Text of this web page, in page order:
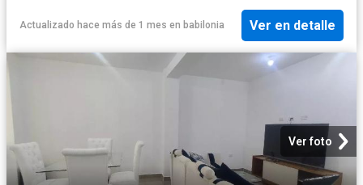
Actualizado hace más de 1 mes en babilonia Ver en detalle
Ver foto